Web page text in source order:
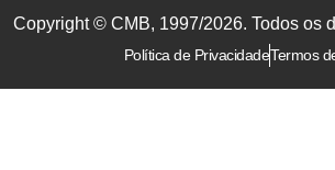
Copyright © CMB, 1997/2026. Todos os
Política de PrivacidadeTermos